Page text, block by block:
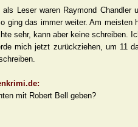
Leser waren Raymond
ging das immer weiter. Am
sehr, kann aber keine schreiben.
mich jetzt zurückziehen, um 11
mit Robert Bell geben?